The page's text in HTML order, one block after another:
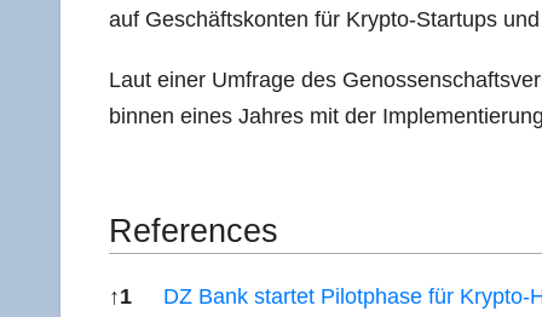
auf Geschäfts­kon­ten für Kryp­to-Start­ups
Laut einer Umfra­ge des
bin­nen eines Jah­res mit der
Refe­ren­ces
↑1 DZ Bank star­tet Pilot­pha­se für Krypto-